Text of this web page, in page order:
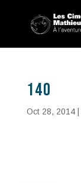
140
Oct 28, 2014|